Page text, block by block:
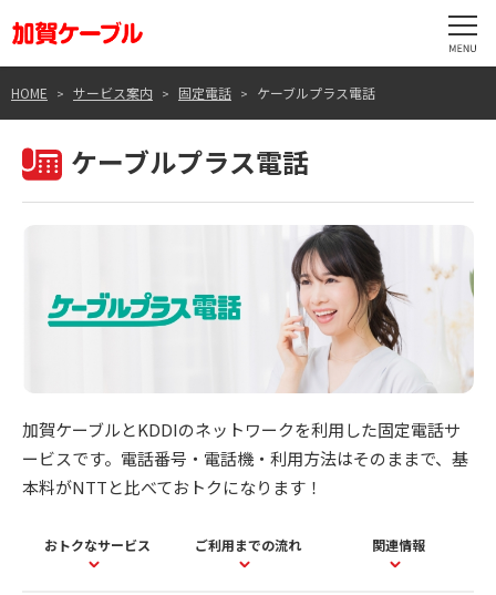
HOME サービス案内 固定電話 ケーブルプラス電話
ケーブルプラス電話
加賀ケーブルとKDDIのネットワークを利用した固定電話サ
ービスです。電話番号・電話機・利用方法はそのままで、基
本料がNTTと比べておトクになります！
おトクなサービス ご利用までの流れ 関連情報